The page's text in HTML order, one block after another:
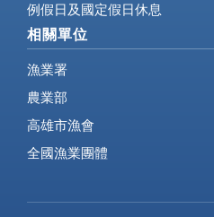
例假日及國定假日休息
相關單位
漁業署
農業部
高雄市漁會
全國漁業團體